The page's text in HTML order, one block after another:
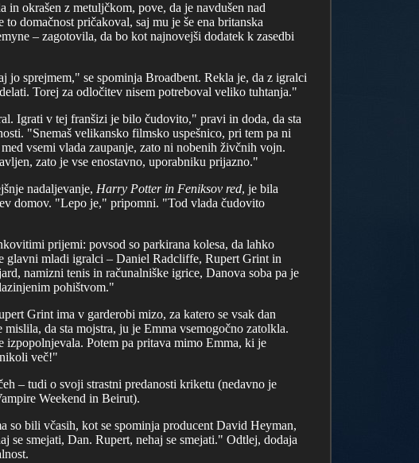
okrašen z metuljčkom, pove, da je navdušen nad
to domačnost pričakoval, saj mu je še ena britanska
– zagotovila, da bo kot najnovejši dodatek k zasedbi
sprejmem," se spominja Broadbent. Rekla je, da z igralci
Torej za odločitev nisem potreboval veliko tuhtanja."
Igrati v tej franšizi je bilo čudovito," pravi in doda, da sta
"Snemaš velikansko filmsko uspešnico, pri tem pa ni
vsemi vlada zaupanje, zato ni nobenih živčnih vojn.
zato je vse enostavno, uporabniku prijazno."
nadaljevanje, Harry Potter in Feniksov red, je bila
domov. "Lepo je," pripomni. "Tod vlada čudovito
prijemi: povsod so parkirana kolesa, da lahko
glavni mladi igralci – Daniel Radcliffe, Rupert Grint in
namizni tenis in računalniške igrice, Danova soba pa je
pohištvom."
Grint ima v garderobi mizo, za katero se vsak dan
da sta mojstra, ju je Emma vsemogočno zatolkla.
Potem pa pritava mimo Emma, ki je
več!"
– tudi o svoji strastni predanosti kriketu (nedavno je
Weekend in Beirut).
so bili včasih, kot se spominja producent David Heyman,
smejati, Dan. Rupert, nehaj se smejati." Odtlej, dodaja